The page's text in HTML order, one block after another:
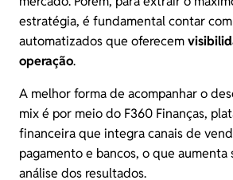
estratégia, é fundamental contar
automatizados que oferecem
operação.
A melhor forma de acompanhar o
mix é por meio do F360 Finanças,
financeira que integra canais de
pagamento e bancos, o que aumenta
análise dos resultados.